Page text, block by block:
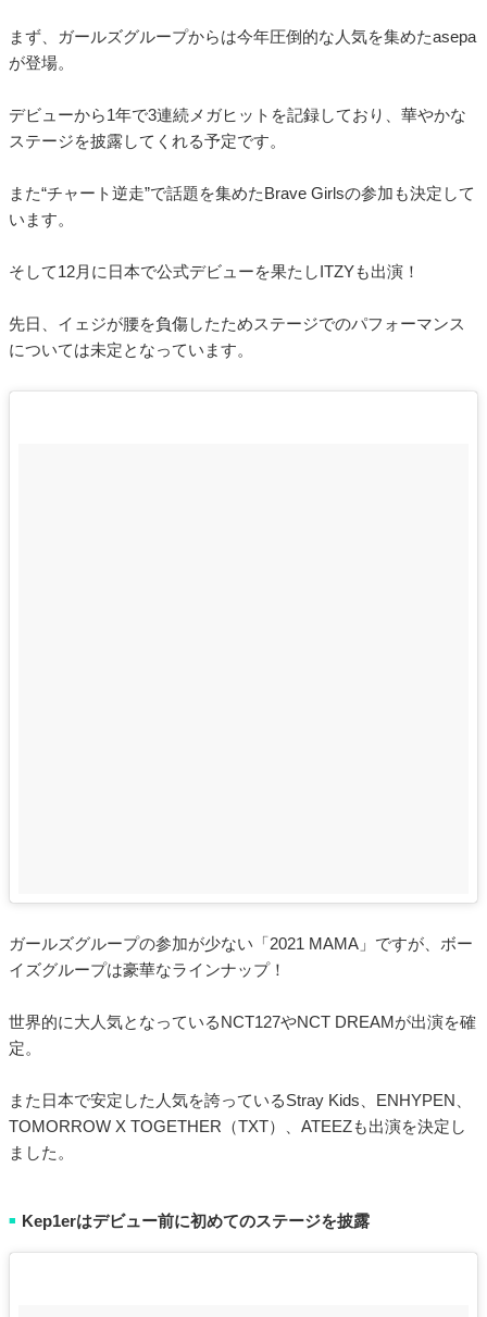
まず、ガールズグループからは今年圧倒的な人気を集めたasepa
が登場。
デビューから1年で3連続メガヒットを記録しており、華やかな
ステージを披露してくれる予定です。
また“チャート逆走”で話題を集めたBrave Girlsの参加も決定して
います。
そして12月に日本で公式デビューを果たしITZYも出演！
先日、イェジが腰を負傷したためステージでのパフォーマンス
については未定となっています。
ガールズグループの参加が少ない「2021 MAMA」ですが、ボー
イズグループは豪華なラインナップ！
世界的に大人気となっているNCT127やNCT DREAMが出演を確
定。
また日本で安定した人気を誇っているStray Kids、ENHYPEN、
TOMORROW X TOGETHER（TXT）、ATEEZも出演を決定し
ました。
■ Kep1erはデビュー前に初めてのステージを披露